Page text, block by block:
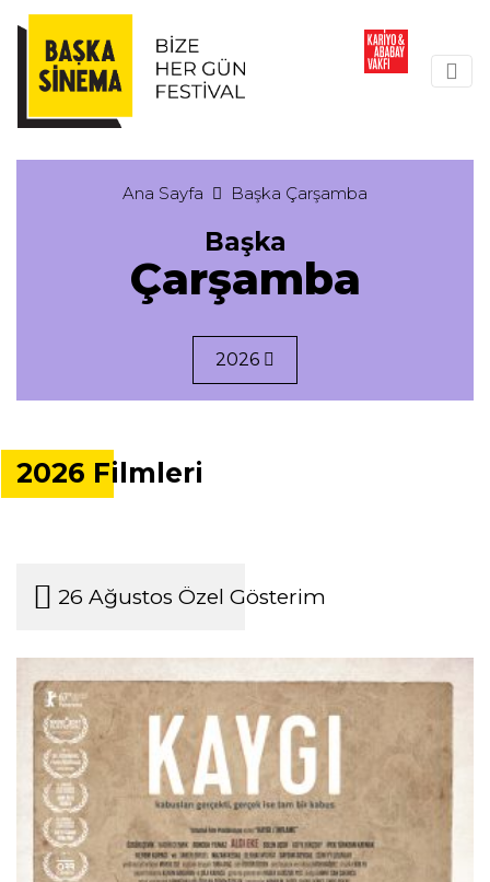
Ana Sayfa Başka Çarşamba
Başka
Çarşamba
2026
2026 Filmleri
26 Ağustos Özel Gösterim